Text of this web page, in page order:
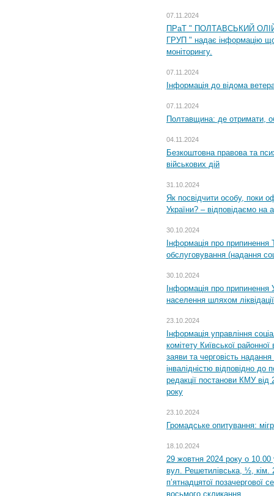
07.11.2024
ПРаТ " ПОЛТАВСЬКИЙ
ГРУП " надає інформацію
моніторингу.
07.11.2024
Інформація до відома
07.11.2024
Полтавщина: де отримати,
04.11.2024
Безкоштовна правова та
військових дій
31.10.2024
Як посвідчити особу, поки
України? – відповідаємо на
30.10.2024
Інформація про припинення
обслуговування (надання
30.10.2024
Інформація про припинення
населення шляхом ліквідації
23.10.2024
Інформація управління
комітету Київської
заяви та черговість надання
інвалідністю відповідно
редакції постанови КМУ
року
23.10.2024
Громадське опитування:
18.10.2024
29 жовтня 2024 року о 10.00
вул. Решетилівська, ½, кім.
п’ятнадцятої позачергової
восьмого скликання